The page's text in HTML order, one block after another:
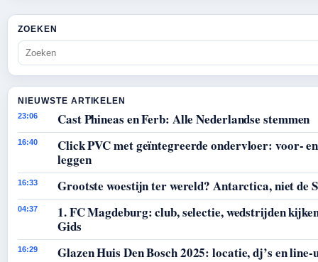
ZOEKEN
NIEUWSTE ARTIKELEN
23:06 Cast Phineas en Ferb: Alle Nederlandse stemmen
16:40
Click PVC met geïntegreerde ondervloer: voor-
leggen
16:33 Grootste woestijn ter wereld? Antarctica, niet de
04:37
1. FC Magdeburg: club, selectie, wedstrijden
Gids
16:29 Glazen Huis Den Bosch 2025: locatie, dj’s en line-